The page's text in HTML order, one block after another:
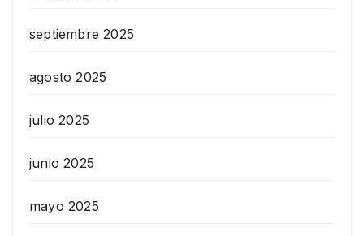
septiembre 2025
agosto 2025
julio 2025
junio 2025
mayo 2025